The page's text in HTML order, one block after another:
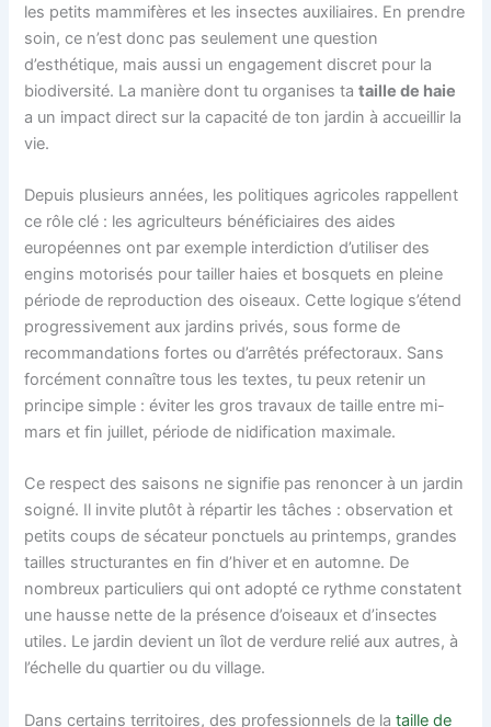
les petits mammifères et les insectes auxiliaires. En prendre
soin, ce n’est donc pas seulement une question
d’esthétique, mais aussi un engagement discret pour la
biodiversité. La manière dont tu organises tataille de haie
a un impact direct sur la capacité de ton jardin à accueillir la
vie.
Depuis plusieurs années, les politiques agricoles rappellent
ce rôle clé : les agriculteurs bénéficiaires des aides
européennes ont par exemple interdiction d’utiliser des
engins motorisés pour tailler haies et bosquets en pleine
période de reproduction des oiseaux. Cette logique s’étend
progressivement aux jardins privés, sous forme de
recommandations fortes ou d’arrêtés préfectoraux. Sans
forcément connaître tous les textes, tu peux retenir un
principe simple : éviter les gros travaux de taille entre mi-
mars et fin juillet, période de nidification maximale.
Ce respect des saisons ne signifie pas renoncer à un jardin
soigné. Il invite plutôt à répartir les tâches : observation et
petits coups de sécateur ponctuels au printemps, grandes
tailles structurantes en fin d’hiver et en automne. De
nombreux particuliers qui ont adopté ce rythme constatent
une hausse nette de la présence d’oiseaux et d’insectes
utiles. Le jardin devient un îlot de verdure relié aux autres, à
l’échelle du quartier ou du village.
Dans certains territoires, des professionnels de lataille de